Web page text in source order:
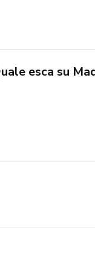
esca su